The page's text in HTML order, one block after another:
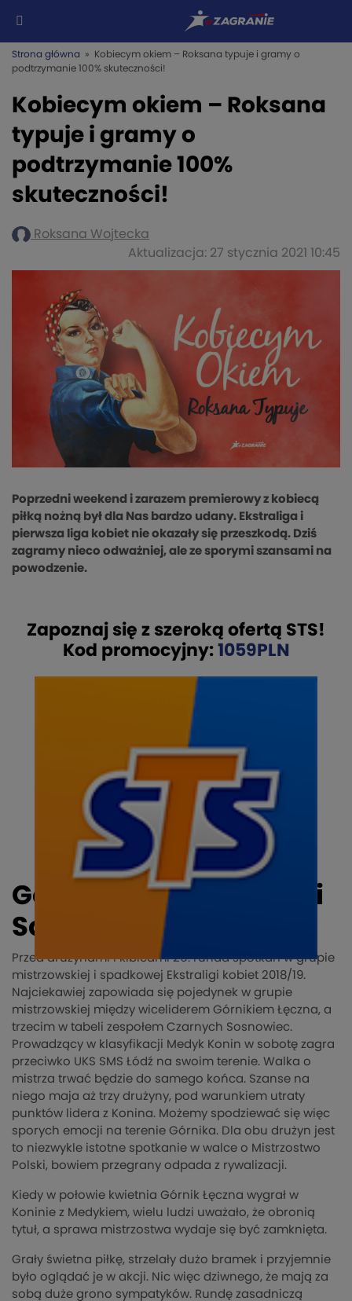
Strona główna » Kobiecym okiem – Roksana typuje i gramy o
podtrzymanie 100% skuteczności!
Kobiecym okiem – Roksana
typuje i gramy o
podtrzymanie 100%
skuteczności!
Roksana Wojtecka
Aktualizacja: 27 stycznia 2021 10:45
Poprzedni weekend i zarazem premierowy z kobiecą
piłką nożną był dla Nas bardzo udany. Ekstraliga i
pierwsza liga kobiet nie okazały się przeszkodą. Dziś
zagramy nieco odważniej, ale ze sporymi szansami na
powodzenie.
Zapoznaj się z szeroką ofertą STS!
Kod promocyjny: 1059PLN
Górnik Łęczna – Czarni
Sosnowiec
Przed drużynami i kibicami 26. runda spotkań w grupie
mistrzowskiej i spadkowej Ekstraligi kobiet 2018/19.
Najciekawiej zapowiada się pojedynek w grupie
mistrzowskiej między wiceliderem Górnikiem Łęczna, a
trzecim w tabeli zespołem Czarnych Sosnowiec.
Prowadzący w klasyfikacji Medyk Konin w sobotę zagra
przeciwko UKS SMS Łódź na swoim terenie. Walka o
mistrza trwać będzie do samego końca. Szanse na
niego maja aż trzy drużyny, pod warunkiem utraty
punktów lidera z Konina. Możemy spodziewać się więc
sporych emocji na terenie Górnika. Dla obu drużyn jest
to niezwykle istotne spotkanie w walce o Mistrzostwo
Polski, bowiem przegrany odpada z rywalizacji.
Kiedy w połowie kwietnia Górnik Łęczna wygrał w
Koninie z Medykiem, wielu ludzi uważało, że obronią
tytuł, a sprawa mistrzostwa wydaje się być zamknięta.
Grały świetna piłkę, strzelały dużo bramek i przyjemnie
było oglądać je w akcji. Nic więc dziwnego, że mają za
sobą duże grono sympatyków. Rundę zasadniczą